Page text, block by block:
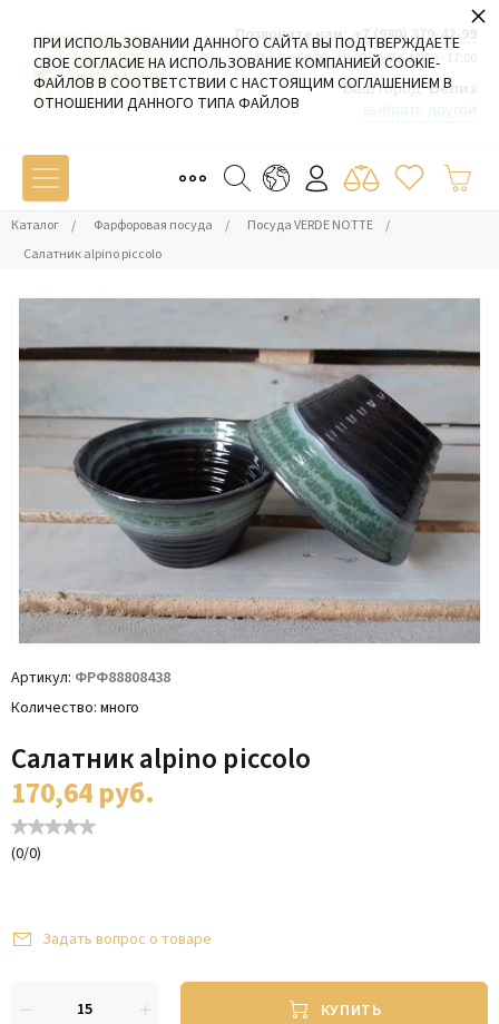
Позвоните нам: +7 (980) 379-42-99
Пн-Пт: 09:00 - 19:00 Сб-Вс: 10:00 - 17:00
Ваш город:Белиз
Каталог / Фарфоровая посуда / Посуда VERDE NOTTE
/
Салатник alpino piccolo
Артикул ФРФ88808438
Количество много
Салатник alpino piccolo
170,64руб.
(0/0)
Задать вопрос о товаре
КУПИТЬ
ПРИ ИСПОЛЬЗОВАНИИ ДАННОГО САЙТА ВЫ ПОДТВЕРЖДАЕТЕ
СВОЕ СОГЛАСИЕ НА ИСПОЛЬЗОВАНИЕ КОМПАНИЕЙ COOKIE-
ФАЙЛОВ В СООТВЕТСТВИИ С НАСТОЯЩИМ СОГЛАШЕНИЕМ В
ОТНОШЕНИИ ДАННОГО ТИПА ФАЙЛОВ
×